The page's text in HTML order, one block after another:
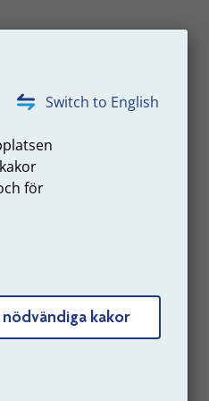
Switch to English
för
nödvändiga kakor
vid